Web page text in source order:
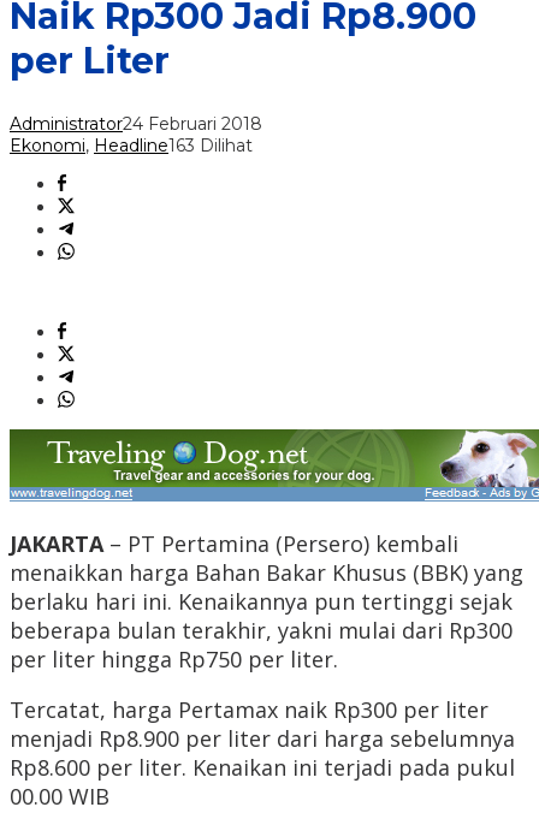
Naik Rp300 Jadi Rp8.900
per Liter
Administrator24 Februari 2018
Ekonomi, Headline163 Dilihat
JAKARTA – PT Pertamina (Persero) kembali
menaikkan harga Bahan Bakar Khusus (BBK) yang
berlaku hari ini. Kenaikannya pun tertinggi sejak
beberapa bulan terakhir, yakni mulai dari Rp300
per liter hingga Rp750 per liter.
Tercatat, harga Pertamax naik Rp300 per liter
menjadi Rp8.900 per liter dari harga sebelumnya
Rp8.600 per liter. Kenaikan ini terjadi pada pukul
00.00 WIB